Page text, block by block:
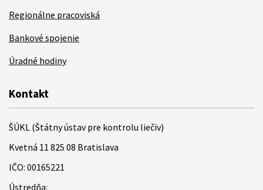
Regionálne pracoviská
Bankové spojenie
Úradné hodiny
Kontakt
ŠÚKL (Štátny ústav pre kontrolu liečiv)
Kvetná 11 825 08 Bratislava
IČO: 00165221
Ústredňa: